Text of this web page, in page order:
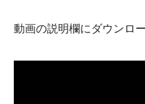
動画の説明欄にダウンロ